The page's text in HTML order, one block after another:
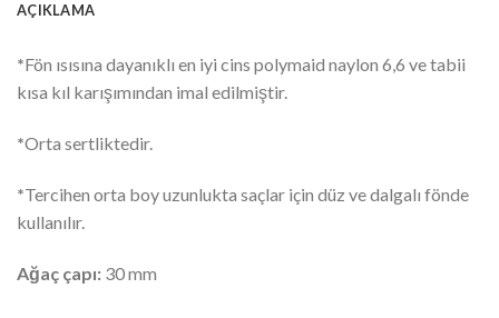
AÇIKLAMA
*Fön ısısına dayanıklı en iyi cins polymaid naylon 6,6 ve tabii
kısa kıl karışımından imal edilmiştir.
*Orta sertliktedir.
*Tercihen orta boy uzunlukta saçlar için düz ve dalgalı fönde
kullanılır.
Ağaç çapı: 30 mm